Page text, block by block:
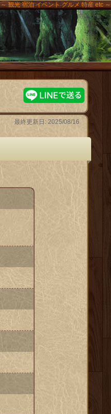
観光 宿泊 イベント グルメ 特産 etc ～
最終更新日: 2025/08/16